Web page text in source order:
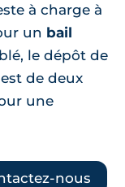
à charge à
un bail
le dépôt de
de deux
une
nous